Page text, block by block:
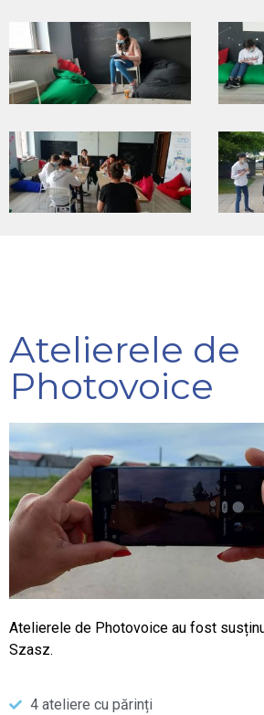
Atelierele de
Photovoice
Atelierele de Photovoice au fost
Szasz.
4 ateliere cu părinți